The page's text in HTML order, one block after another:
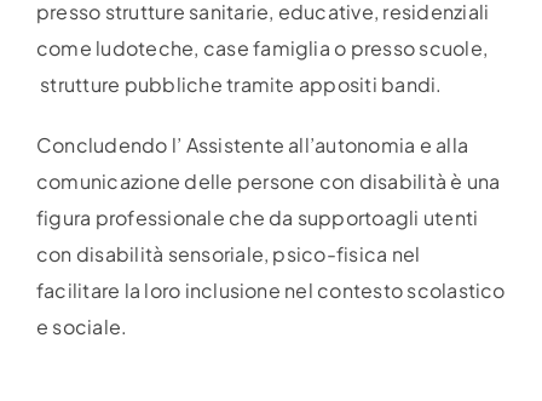
presso strutture sanitarie, educative, residenziali
come ludoteche, case famiglia o presso scuole,
strutture pubbliche tramite appositi bandi.
Concludendo l’ Assistente all’autonomia e alla
comunicazione delle persone con disabilità è una
figura professionale che da supportoagli utenti
con disabilità sensoriale, psico-fisica nel
facilitare la loro inclusione nel contesto scolastico
e sociale.